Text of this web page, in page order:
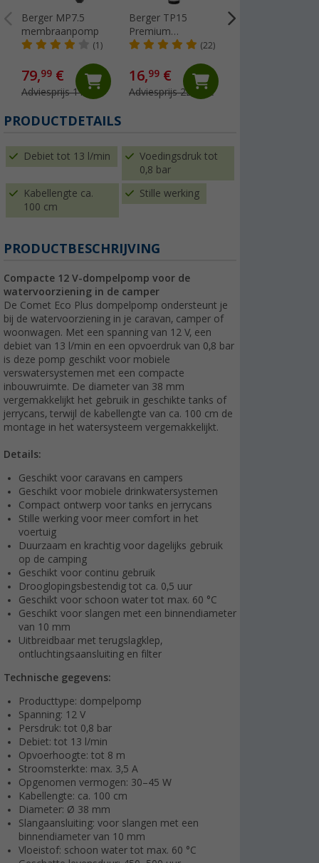
Berger MP7.5
membraanpomp
(1)
79,99 €
Adviesprijs 119,- €
Berger TP15
Premium
dompelpomp
(22)
16,99 €
Adviesprijs 22,99 €
PRODUCTDETAILS
Debiet tot 13 l/min
Voedingsdruk tot
0,8 bar
Kabellengte ca.
100 cm
Stille werking
PRODUCTBESCHRIJVING
Compacte 12 V-dompelpomp voor de
watervoorziening in de camper
De Comet Eco Plus dompelpomp ondersteunt je
bij de watervoorziening in je caravan, camper of
woonwagen. Met een spanning van 12 V, een
debiet van 13 l/min en een opvoerdruk van 0,8 bar
is deze pomp geschikt voor mobiele
verswatersystemen met een compacte
inbouwruimte. De diameter van 38 mm
vergemakkelijkt het gebruik in geschikte tanks of
jerrycans, terwijl de kabellengte van ca. 100 cm de
montage in het watersysteem vergemakkelijkt.
Details:
Geschikt voor caravans en campers
Geschikt voor mobiele drinkwatersystemen
Compact ontwerp voor tanks en jerrycans
Stille werking voor meer comfort in het
voertuig
Duurzaam en krachtig voor dagelijks gebruik
op de camping
Geschikt voor continu gebruik
Drooglopingsbestendig tot ca. 0,5 uur
Geschikt voor schoon water tot max. 60 °C
Geschikt voor slangen met een binnendiameter
van 10 mm
Uitbreidbaar met terugslagklep,
ontluchtingsaansluiting en filter
Technische gegevens:
Producttype: dompelpomp
Spanning: 12 V
Persdruk: tot 0,8 bar
Debiet: tot 13 l/min
Opvoerhoogte: tot 8 m
Stroomsterkte: max. 3,5 A
Opgenomen vermogen: 30–45 W
Kabellengte: ca. 100 cm
Diameter: Ø 38 mm
Slangaansluiting: voor slangen met een
binnendiameter van 10 mm
Vloeistof: schoon water tot max. 60 °C